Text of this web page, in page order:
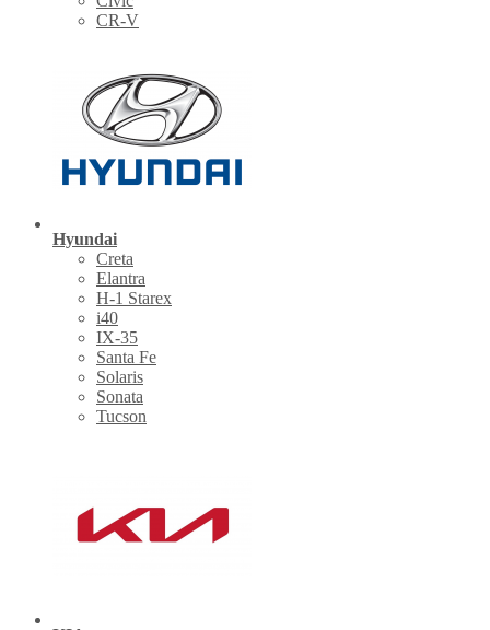
CR-V
Hyundai
Creta
Elantra
H-1 Starex
i40
IX-35
Santa Fe
Solaris
Sonata
Tucson